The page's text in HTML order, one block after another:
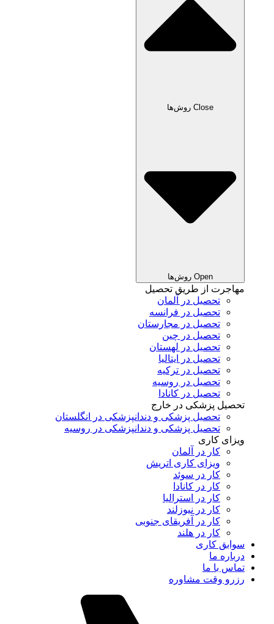
Close روش‌ها
Open روش‌ها
مهاجرت از طریق تحصیل
تحصیل در آلمان
تحصیل در فرانسه
تحصیل در مجارستان
تحصیل در چین
تحصیل در لهستان
تحصیل در ایتالیا
تحصیل در ترکیه
تحصیل در روسیه
تحصیل در کانادا
تحصیل پزشکی در خارج
تحصیل پزشکی و دندانپزشکی در انگلستان
تحصیل پزشکی و دندانپزشکی در روسیه
ویزای کاری
کار در آلمان
ویزای کاری اتریش
کار در سوئد
کار در کانادا
کار در استرالیا
کار در نیوزلند
کار در آفریقای جنوبی
کار در هلند
سوابق کاری
درباره ما
تماس با ما
رزرو وقت مشاوره